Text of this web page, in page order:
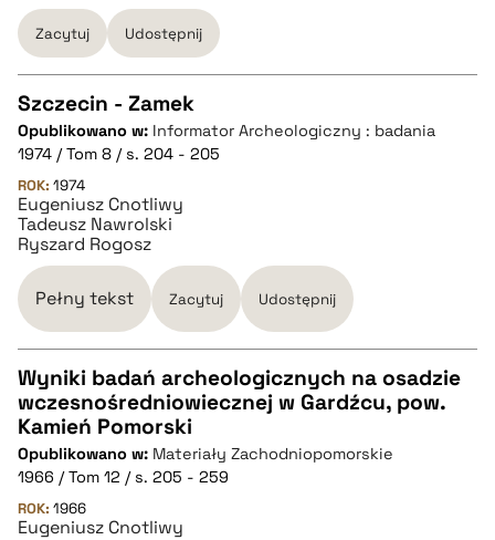
BIBTEX
pobierz cytat
Zacytuj Udostępnij
CZYSTY TEKST
pobierz cytat
Szczecin - Zamek
Opublikowano w: Informator Archeologiczny : badania
1974 / Tom 8 / s. 204 - 205
ROK: 1974
Eugeniusz Cnotliwy
Tadeusz Nawrolski
Ryszard Rogosz
Pełny tekst Zacytuj Udostępnij
CZYSTY TEKST
pobierz cytat
Wyniki badań archeologicznych na osadzie
wczesnośredniowiecznej w Gardźcu, pow.
Kamień Pomorski
Opublikowano w: Materiały Zachodniopomorskie
1966 / Tom 12 / s. 205 - 259
ROK: 1966
Eugeniusz Cnotliwy